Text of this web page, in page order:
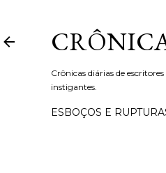
Crônicas diárias de
instigantes.
ESBOÇOS E